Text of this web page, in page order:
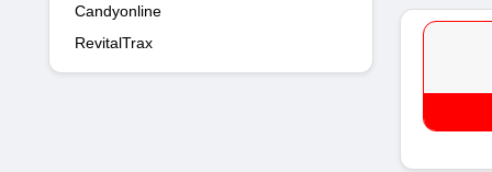
Candyonline
RevitalTrax